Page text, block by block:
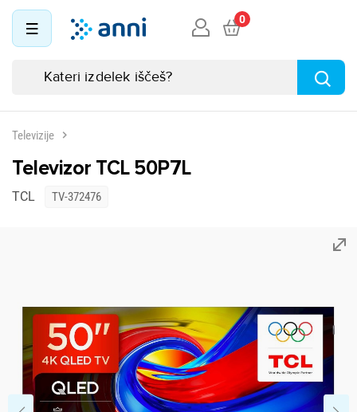
0
Televizije
Televizor TCL 50P7L
TCL TV-372476